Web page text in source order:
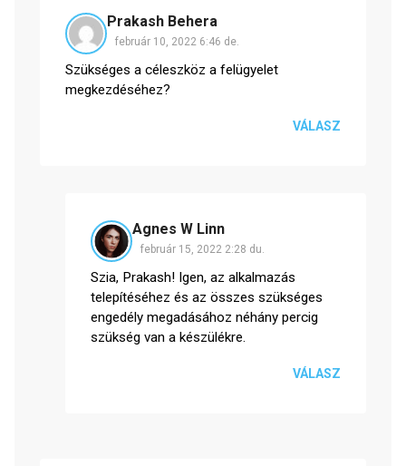
Prakash Behera
február 10, 2022 6:46 de.
Szükséges a céleszköz a felügyelet
megkezdéséhez?
VÁLASZ
Agnes W Linn
február 15, 2022 2:28 du.
Szia, Prakash! Igen, az alkalmazás
telepítéséhez és az összes szükséges
engedély megadásához néhány percig
szükség van a készülékre.
VÁLASZ